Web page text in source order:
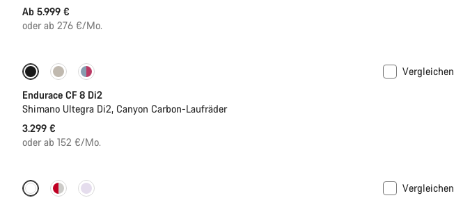
Ab 5.999 €
oder ab 276 €/Mo.
Neu
Vergleichen
Endurace CF 8 Di2
Shimano Ultegra Di2, Canyon Carbon-Laufräder
3.299 €
oder ab 152 €/Mo.
Neu
Vergleichen